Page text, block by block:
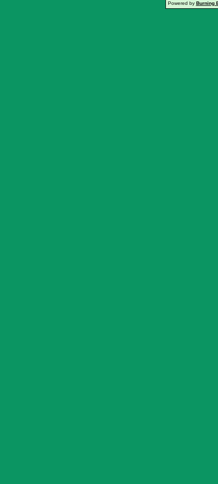
Powered by Burning